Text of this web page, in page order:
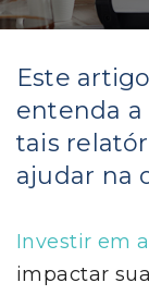
Este
entenda
tais
ajudar na
Investir em
impactar